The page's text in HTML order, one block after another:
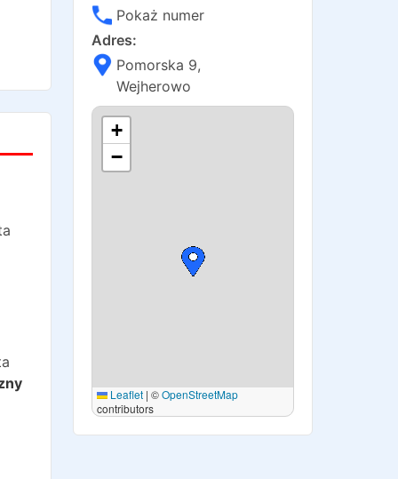
Pokaż numer
Adres:
Pomorska 9,
Wejherowo
+
−
Leaflet | ©OpenStreetMap
contributors